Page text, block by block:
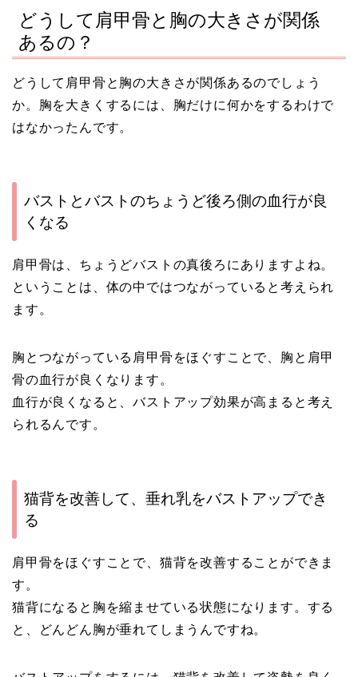
どうして肩甲骨と胸の大きさが関係
あるの？
どうして肩甲骨と胸の大きさが関係あるのでしょう
か。胸を大きくするには、胸だけに何かをするわけで
はなかったんです。
バストとバストのちょうど後ろ側の血行が良
くなる
肩甲骨は、ちょうどバストの真後ろにありますよね。
ということは、体の中ではつながっていると考えられ
ます。
胸とつながっている肩甲骨をほぐすことで、胸と肩甲
骨の血行が良くなります。
血行が良くなると、バストアップ効果が高まると考え
られるんです。
猫背を改善して、垂れ乳をバストアップでき
る
肩甲骨をほぐすことで、猫背を改善することができま
す。
猫背になると胸を縮ませている状態になります。する
と、どんどん胸が垂れてしまうんですね。